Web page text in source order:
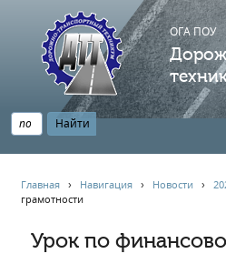
ОГА ПОУ
НАВИГАЦИЯ
Главная
Главная › Навигация › Новости ›
грамотности️
️Урок по